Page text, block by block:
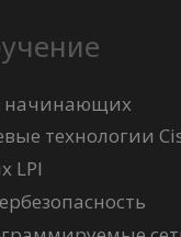
начинающих
технологии
LPI